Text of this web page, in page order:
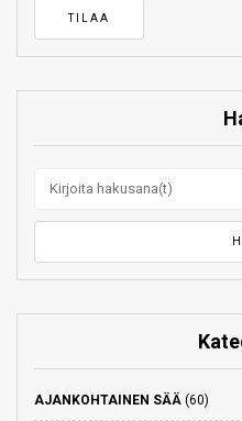
AJANKOHTAINEN SÄÄ (60)